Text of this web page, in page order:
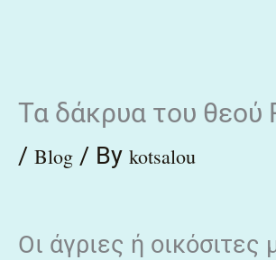
Τα δάκρυα του θεού
/ Blog / By kotsalou
Οι άγριες ή